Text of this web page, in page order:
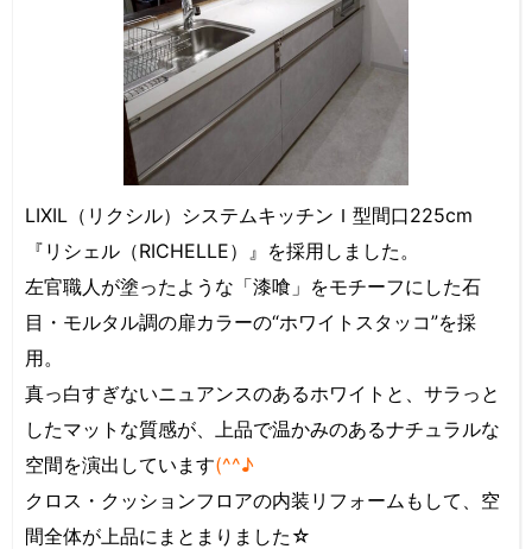
LIXIL（リクシル）システムキッチンＩ型間口225cm
『リシェル（RICHELLE）』を採用しました。
左官職人が塗ったような「漆喰」をモチーフにした石
目・モルタル調の扉カラーの“ホワイトスタッコ”を採
用。
真っ白すぎないニュアンスのあるホワイトと、サラっと
したマットな質感が、上品で温かみのあるナチュラルな
空間を演出しています(^^♪
クロス・クッションフロアの内装リフォームもして、空
間全体が上品にまとまりました☆